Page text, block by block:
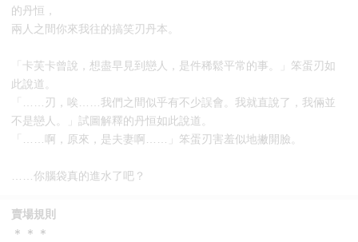
的丹恒，
兩人之間你來我往的搞笑刃丹本。
「卡芙卡曾說，想盡早見到戀人，是件稀鬆平常的事。」笨蛋刃如
此說道。
「……刃，唉……我們之間似乎有不少誤會。我就直說了，我倆並
不是戀人。」試圖解釋的丹恒如此說道。
「……啊，原來，是夫妻啊……」笨蛋刃害羞似地撇開臉。
……你腦袋真的進水了吧？
賣場規則